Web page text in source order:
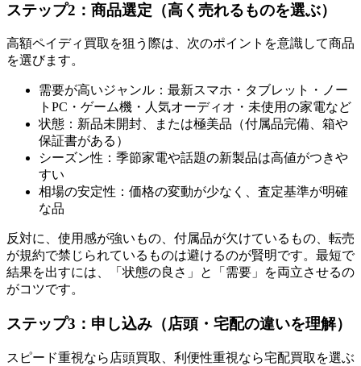
ステップ2：商品選定（高く売れるものを選ぶ）
高額ペイディ買取を狙う際は、次のポイントを意識して商品
を選びます。
需要が高いジャンル：最新スマホ・タブレット・ノー
トPC・ゲーム機・人気オーディオ・未使用の家電など
状態：新品未開封、または極美品（付属品完備、箱や
保証書がある）
シーズン性：季節家電や話題の新製品は高値がつきや
すい
相場の安定性：価格の変動が少なく、査定基準が明確
な品
反対に、使用感が強いもの、付属品が欠けているもの、転売
が規約で禁じられているものは避けるのが賢明です。最短で
結果を出すには、「状態の良さ」と「需要」を両立させるの
がコツです。
ステップ3：申し込み（店頭・宅配の違いを理解）
スピード重視なら店頭買取、利便性重視なら宅配買取を選ぶ